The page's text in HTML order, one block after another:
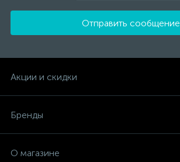
Отправить сообщение
Акции и скидки
Бренды
О магазине